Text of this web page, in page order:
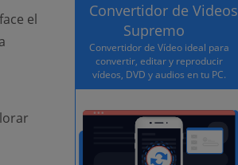
el
Convertidor de Videos
Supremo
Convertidor de Vídeo ideal para
convertir, editar y reproducir
vídeos, DVD y audios en tu PC.